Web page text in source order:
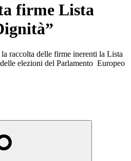
firme Lista
raccolta delle firme inerenti la Lista
elezioni del Parlamento Europeo